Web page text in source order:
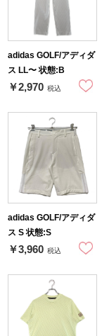
adidas GOLF/アディダ
ス LL〜 状態:B
￥2,970 税込
adidas GOLF/アディダ
ス S 状態:S
￥3,960 税込